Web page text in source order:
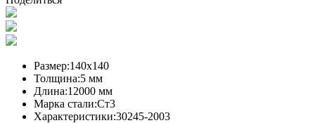
Размер:140х140
Толщина:5 мм
Длина:12000 мм
Марка стали:Ст3
Характеристики:30245-2003